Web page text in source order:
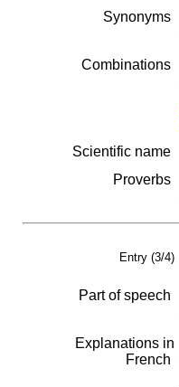
Synonyms
Combinations
Scientific name
Proverbs
Entry (3/4)
Part of speech
Explanations in
French